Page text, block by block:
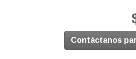
Contáctanos